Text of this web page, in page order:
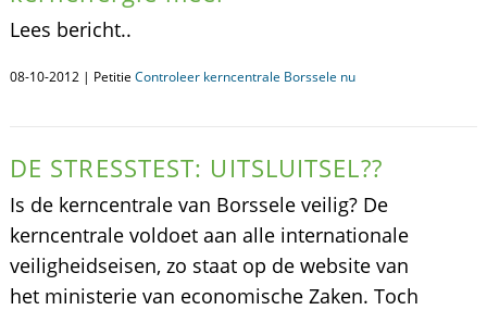
Lees bericht..
08-10-2012 | Petitie Controleer kerncentrale Borssele nu
DE STRESSTEST: UITSLUITSEL??
Is de kerncentrale van Borssele veilig? De
kerncentrale voldoet aan alle internationale
veiligheidseisen, zo staat op de website van
het ministerie van economische Zaken. Toch